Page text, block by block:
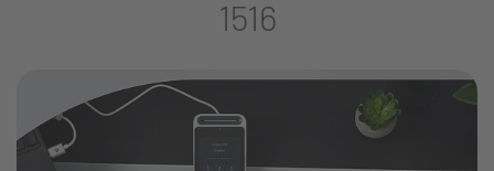
1516